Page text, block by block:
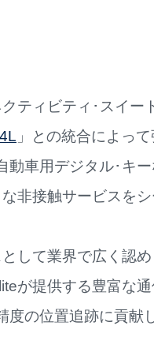
ティビティ･スイー
」との統合によっ
動車用デジタル･キ
非接触サービスをシ
して業界で広く認
が提供する豊富な
の位置追跡に貢献